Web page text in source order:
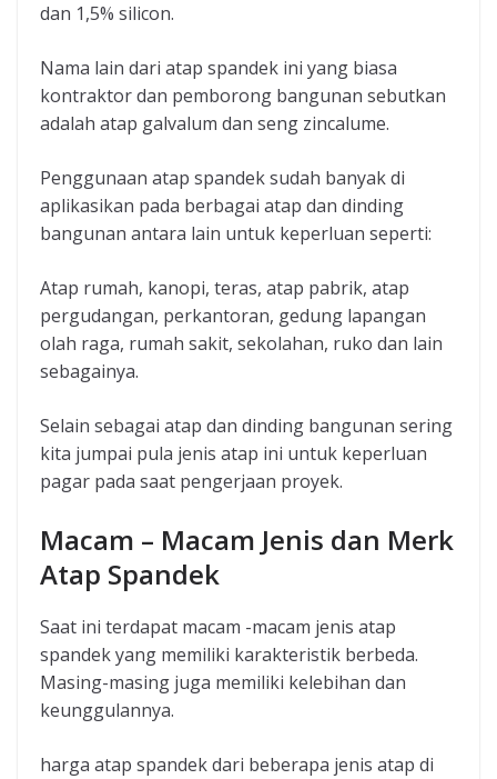
dan 1,5% silicon.
Nama lain dari atap spandek ini yang biasa
kontraktor dan pemborong bangunan sebutkan
adalah atap galvalum dan seng zincalume.
Penggunaan atap spandek sudah banyak di
aplikasikan pada berbagai atap dan dinding
bangunan antara lain untuk keperluan seperti:
Atap rumah, kanopi, teras, atap pabrik, atap
pergudangan, perkantoran, gedung lapangan
olah raga, rumah sakit, sekolahan, ruko dan lain
sebagainya.
Selain sebagai atap dan dinding bangunan sering
kita jumpai pula jenis atap ini untuk keperluan
pagar pada saat pengerjaan proyek.
Macam – Macam Jenis dan Merk
Atap Spandek
Saat ini terdapat macam -macam jenis atap
spandek yang memiliki karakteristik berbeda.
Masing-masing juga memiliki kelebihan dan
keunggulannya.
harga atap spandek dari beberapa jenis atap di